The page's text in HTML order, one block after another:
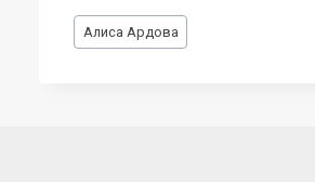
Метки
записи:
Алиса Ардова